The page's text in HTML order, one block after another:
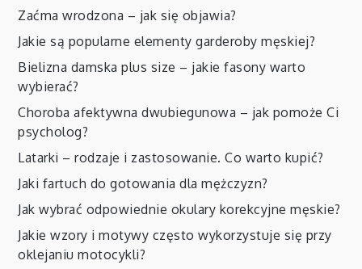
Zaćma wrodzona – jak się objawia?
Jakie są popularne elementy garderoby męskiej?
Bielizna damska plus size – jakie fasony warto
wybierać?
Choroba afektywna dwubiegunowa – jak pomoże Ci
psycholog?
Latarki – rodzaje i zastosowanie. Co warto kupić?
Jaki fartuch do gotowania dla mężczyzn?
Jak wybrać odpowiednie okulary korekcyjne męskie?
Jakie wzory i motywy często wykorzystuje się przy
oklejaniu motocykli?